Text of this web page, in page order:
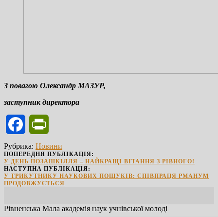
З повагою Олександр МАЗУР,
заступник директора
Facebook
Рубрика: Новини
ПОПЕРЕДНЯ ПУБЛІКАЦІЯ:
У ДЕНЬ ПОЗАШКІЛЛЯ – НАЙКРАЩІ ВІТАННЯ З РІВНОГО!
НАСТУПНА ПУБЛІКАЦІЯ:
У ТРИКУТНИКУ НАУКОВИХ ПОШУКІВ: СПІВПРАЦЯ РМАНУМ
ПРОДОВЖУЄТЬСЯ
Рівненська Мала академія наук учнівської молоді